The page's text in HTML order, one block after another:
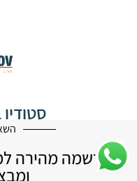
הרשמה מהירה